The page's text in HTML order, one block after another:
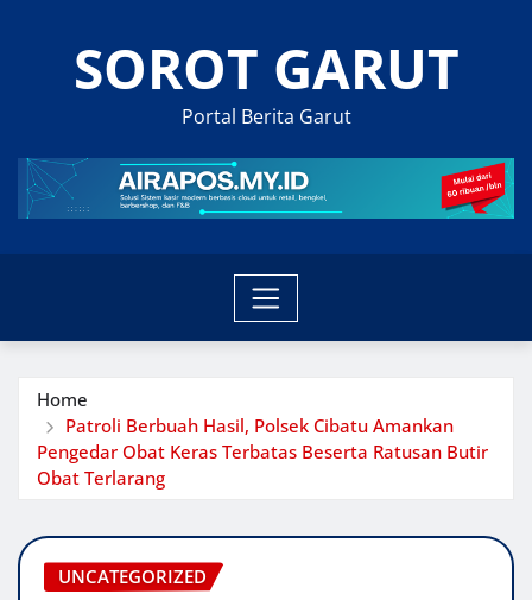
SOROT GARUT
Portal Berita Garut
Home
Patroli Berbuah Hasil, Polsek Cibatu Amankan
Pengedar Obat Keras Terbatas Beserta Ratusan Butir
Obat Terlarang
UNCATEGORIZED